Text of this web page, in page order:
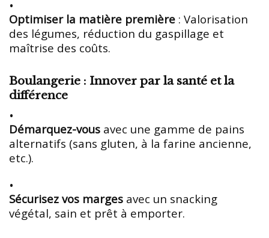
Optimiser la matière première : Valorisation
des légumes, réduction du gaspillage et
maîtrise des coûts.
Boulangerie : Innover par la santé et la
différence
Démarquez-vous avec une gamme de pains
alternatifs (sans gluten, à la farine ancienne,
etc.).
Sécurisez vos marges avec un snacking
végétal, sain et prêt à emporter.